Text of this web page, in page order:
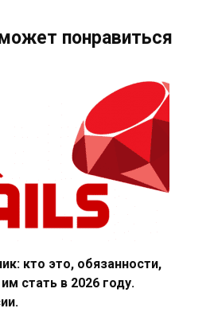
понравиться
кто это, обязанности,
стать в 2026 году.